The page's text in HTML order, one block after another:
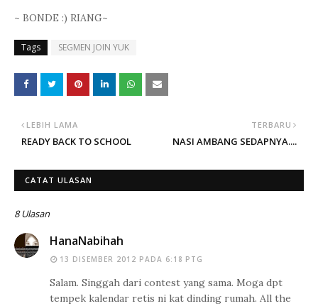
~ BONDE :) RIANG~
Tags SEGMEN JOIN YUK
TERBARU
NASI AMBANG SEDAPNYA....
LEBIH LAMA
READY BACK TO SCHOOL
CATAT ULASAN
8 Ulasan
HanaNabihah
13 DISEMBER 2012 PADA 6:18 PTG
Salam. Singgah dari contest yang sama. Moga dpt
tempek kalendar retis ni kat dinding rumah. All the